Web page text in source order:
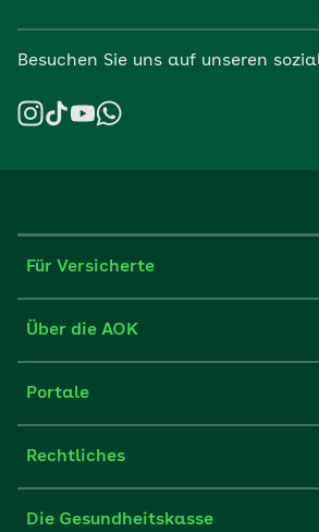
Besuchen Sie uns auf unseren
Für Versicherte
Formulare und Anträge
FAQ
Über die AOK
Struktur & Verwaltung
Partner der AOK
Portale
Fachportal für Arbeitgeber
Rechtliches
Impressum
Die Gesundheitskasse